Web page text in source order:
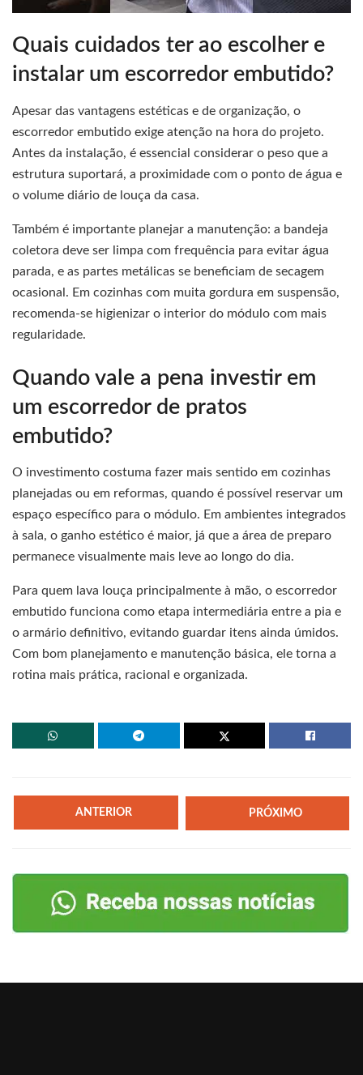
Quais cuidados ter ao escolher e
instalar um escorredor embutido?
Apesar das vantagens estéticas e de organização, o
escorredor embutido exige atenção na hora do projeto.
Antes da instalação, é essencial considerar o peso que a
estrutura suportará, a proximidade com o ponto de água e
o volume diário de louça da casa.
Também é importante planejar a manutenção: a bandeja
coletora deve ser limpa com frequência para evitar água
parada, e as partes metálicas se beneficiam de secagem
ocasional. Em cozinhas com muita gordura em suspensão,
recomenda-se higienizar o interior do módulo com mais
regularidade.
Quando vale a pena investir em
um escorredor de pratos
embutido?
O investimento costuma fazer mais sentido em cozinhas
planejadas ou em reformas, quando é possível reservar um
espaço específico para o módulo. Em ambientes integrados
à sala, o ganho estético é maior, já que a área de preparo
permanece visualmente mais leve ao longo do dia.
Para quem lava louça principalmente à mão, o escorredor
embutido funciona como etapa intermediária entre a pia e
o armário definitivo, evitando guardar itens ainda úmidos.
Com bom planejamento e manutenção básica, ele torna a
rotina mais prática, racional e organizada.
ANTERIOR PRÓXIMO